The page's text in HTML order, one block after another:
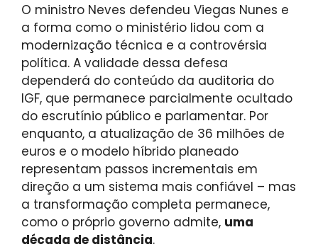
O ministro Neves defendeu Viegas Nunes e
a forma como o ministério lidou com a
modernização técnica e a controvérsia
política. A validade dessa defesa
dependerá do conteúdo da auditoria do
IGF, que permanece parcialmente ocultado
do escrutínio público e parlamentar. Por
enquanto, a atualização de 36 milhões de
euros e o modelo híbrido planeado
representam passos incrementais em
direção a um sistema mais confiável – mas
a transformação completa permanece,
como o próprio governo admite, uma
década de distância.